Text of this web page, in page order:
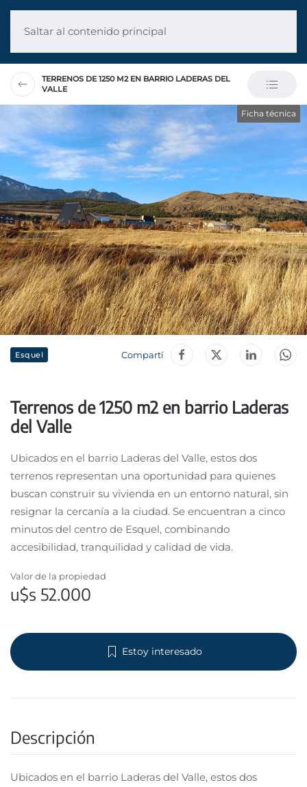
Saltar al contenido principal
TERRENOS DE 1250 M2 EN BARRIO LADERAS DEL
VALLE
Esquel Compartí
Terrenos de 1250 m2 en barrio Laderas
del Valle
Ubicados en el barrio Laderas del Valle, estos dos
terrenos representan una oportunidad para quienes
buscan construir su vivienda en un entorno natural, sin
resignar la cercanía a la ciudad. Se encuentran a cinco
minutos del centro de Esquel, combinando
accesibilidad, tranquilidad y calidad de vida.
Valor de la propiedad
u$s 52.000
Estoy interesado
Descripción
Ubicados en el barrio Laderas del Valle, estos dos
Ficha técnica